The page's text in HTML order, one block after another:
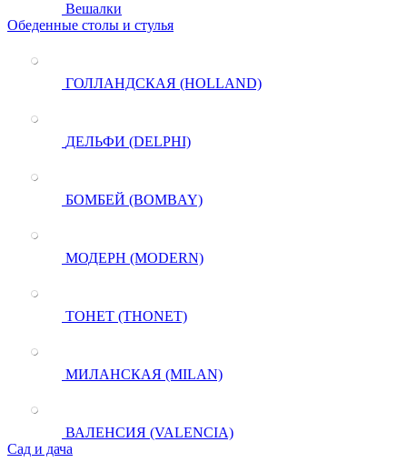
Вешалки
Обеденные столы и стулья
ГОЛЛАНДСКАЯ (HOLLAND)
ДЕЛЬФИ (DELPHI)
БОМБЕЙ (BOMBAY)
МОДЕРН (MODERN)
ТОНЕТ (THONET)
МИЛАНСКАЯ (MILAN)
ВАЛЕНСИЯ (VALENCIA)
Сад и дача